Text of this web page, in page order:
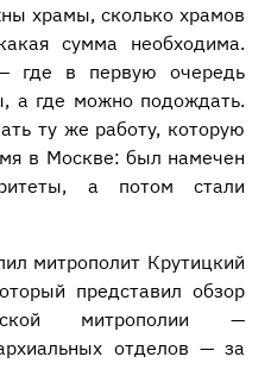
храмы, сколько храмов
сумма необходима.
где в первую очередь
а где можно подождать.
ту же работу, которую
в Москве: был намечен
а потом стали
митрополит Крутицкий
представил обзор
митрополии —
отделов — за